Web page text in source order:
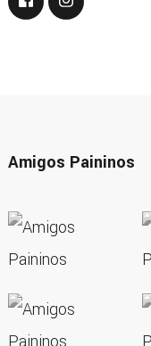
Amigos Paininos